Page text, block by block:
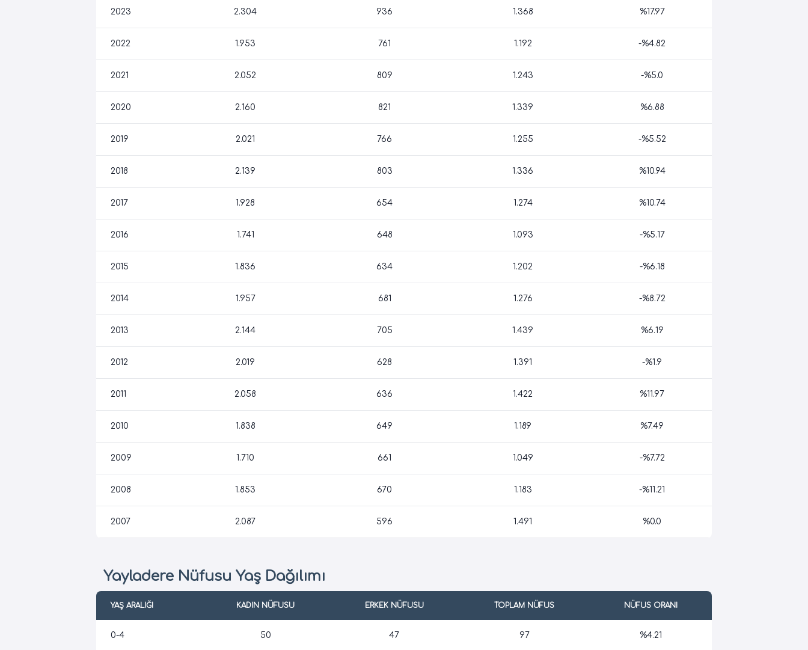
2023 2.304 936 1.368 %17.97
2022 1.953 761 1.192 -%4.82
2021 2.052 809 1.243 -%5.0
2020 2.160 821 1.339 %6.88
2019 2.021 766 1.255 -%5.52
2018 2.139 803 1.336 %10.94
2017 1.928 654 1.274 %10.74
2016 1.741 648 1.093 -%5.17
2015 1.836 634 1.202 -%6.18
2014 1.957 681 1.276 -%8.72
2013 2.144 705 1.439 %6.19
2012 2.019 628 1.391 -%1.9
2011 2.058 636 1.422 %11.97
2010 1.838 649 1.189 %7.49
2009 1.710 661 1.049 -%7.72
2008 1.853 670 1.183 -%11.21
2007 2.087 596 1.491 %0.0
Yayladere Nüfusu Yaş Dağılımı
YAŞ ARALIĞI KADIN NÜFUSU ERKEK NÜFUSU TOPLAM NÜFUS NÜFUS ORANI
0-4 50 47 97 %4.21